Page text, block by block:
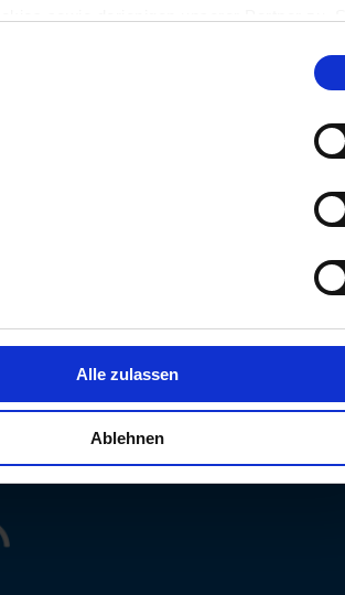
verwalten» am Seitenende klicken.
unseren Partnern gemeldet und haben
die Browserdaten. Weitere Informationen
Alle zulassen
Ablehnen
und Sprache wählen
- Deutsch